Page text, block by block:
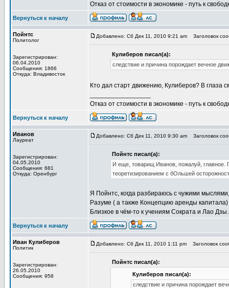
Отказ от стоимости в экономике - путь к
Вернуться к началу
Пойнтс
Политолог
Зарегистрирован:
06.04.2010
Сообщения: 1866
Откуда: Владивосток
Добавлено: Сб Дек 11, 2010 9:21 am Заголовок
Кулиберов писал(а):
следствие и причина порождает вечное
Кто дал старт движению, Кулиберов? В глаза
Отказ от стоимости в экономике - путь к
Вернуться к началу
Иванов
Лауреат
Зарегистрирован:
04.05.2010
Сообщения: 681
Откуда: Оренбург
Добавлено: Сб Дек 11, 2010 9:30 am Заголовок
Пойнтс писал(а):
И еще, товарищ Иванов, пожалуй, главное.
теоретизированием с бОльшей
Я Пойнтс, когда разбираюсь с чужими
Разуме ( а также Концепцию аренды капитала)
Близкое в чём-то к учениям Сократа и Лао Дзы.
Вернуться к началу
Иван Кулиберов
Политик
Зарегистрирован:
26.05.2010
Сообщения: 958
Добавлено: Сб Дек 11, 2010 1:11 pm Заголовок
Пойнтс писал(а):
Кулиберов писал(а):
следствие и причина порождает